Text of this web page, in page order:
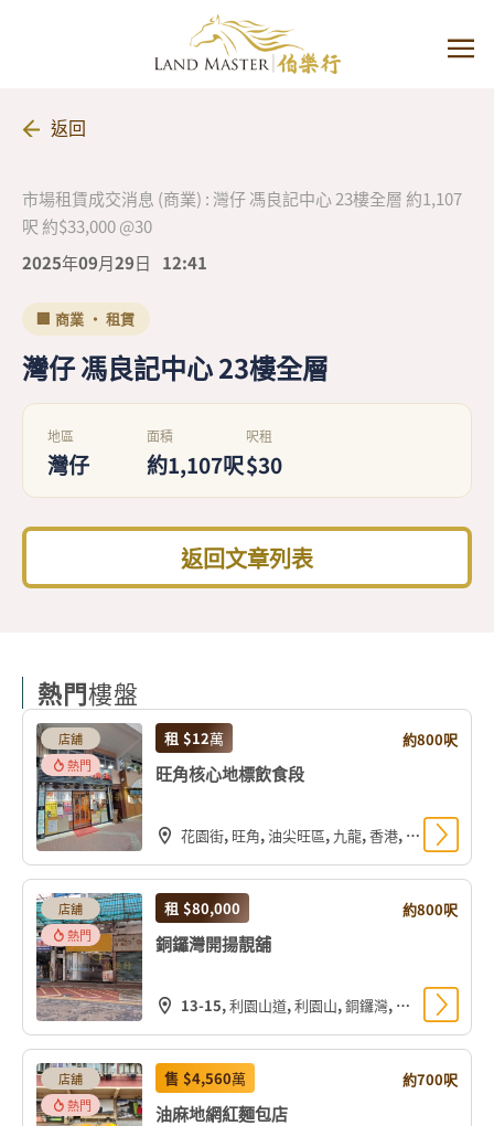
返回
市場租賃成交消息 (商業) : 灣仔 馮良記中心 23樓全層 約1,107
呎 約$33,000 @30
2025年09月29日
12:41
🏢 商業 · 租賃
灣仔 馮良記中心 23樓全層
地區
灣仔
面積
約1,107呎
呎租
$30
返回文章列表
熱門樓盤
店舖
熱門
租 $12萬 約800呎
旺角核心地標飲食段
花園街, 旺角, 油尖旺區, 九龍, 香港, 中国
店舖
熱門
租 $80,000 約800呎
銅鑼灣開揚靚舖
13-15, 利園山道, 利園山, 銅鑼灣, 灣仔區, 香港島, 香港, 中国
店舖
熱門
售 $4,560萬 約700呎
油麻地網紅麵包店